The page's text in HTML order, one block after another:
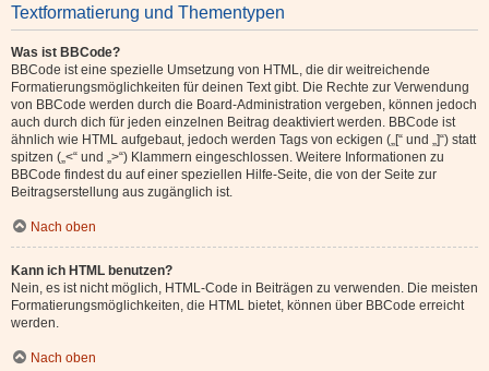
Textformatierung und Thementypen
Was ist BBCode?
BBCode ist eine spezielle Umsetzung von HTML, die dir weitreichende
Formatierungsmöglichkeiten für deinen Text gibt. Die Rechte zur Verwendung
von BBCode werden durch die Board-Administration vergeben, können jedoch
auch durch dich für jeden einzelnen Beitrag deaktiviert werden. BBCode ist
ähnlich wie HTML aufgebaut, jedoch werden Tags von eckigen („[“ und „]“) statt
spitzen („<“ und „>“) Klammern eingeschlossen. Weitere Informationen zu
BBCode findest du auf einer speziellen Hilfe-Seite, die von der Seite zur
Beitragserstellung aus zugänglich ist.
Nach oben
Kann ich HTML benutzen?
Nein, es ist nicht möglich, HTML-Code in Beiträgen zu verwenden. Die meisten
Formatierungsmöglichkeiten, die HTML bietet, können über BBCode erreicht
werden.
Nach oben